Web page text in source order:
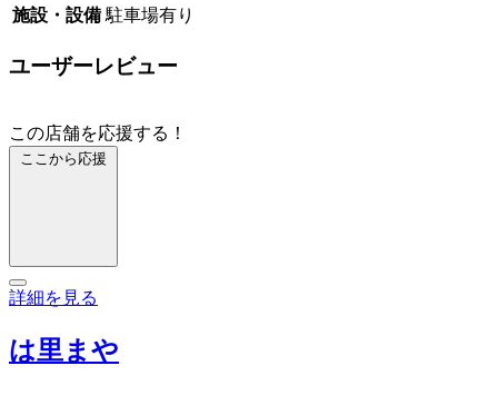
施設・設備 駐車場有り
ユーザーレビュー
この店舗を応援する！
ここから応援
詳細を見る
は里まや